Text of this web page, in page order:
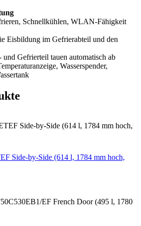
Schnellkühlen, WLAN-Fähigkeit
Eisbildung im Gefrierabteil und den
und Gefrierteil tauen automatisch ab
Wasserspender,
Side-by-Side (614 l, 1784 mm hoch,